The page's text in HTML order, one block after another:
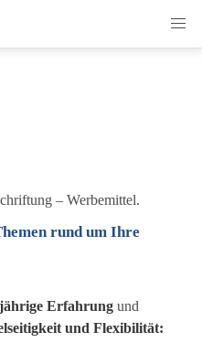
– Werbemittel.
rund um Ihre
Erfahrung und
und Flexibilität: